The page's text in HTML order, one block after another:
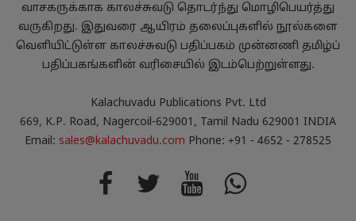
வாசகருக்காக காலச்சுவடு தொடர்ந்து மொழிபெயர்த்து
வருகிறது. இதுவரை ஆயிரம் தலைப்புகளில் நூல்களை
வெளியிட்டுள்ள காலச்சுவடு பதிப்பகம் முன்னணி தமிழ்ப்
பதிப்பகங்களின் வரிசையில் இடம்பெற்றுள்ளது.
Kalachuvadu Publications Pvt. Ltd
669, K.P. Road, Nagercoil-629001, Tamil Nadu 629001 INDIA
Email: sales@kalachuvadu.com Phone: +91 - 4652 - 278525